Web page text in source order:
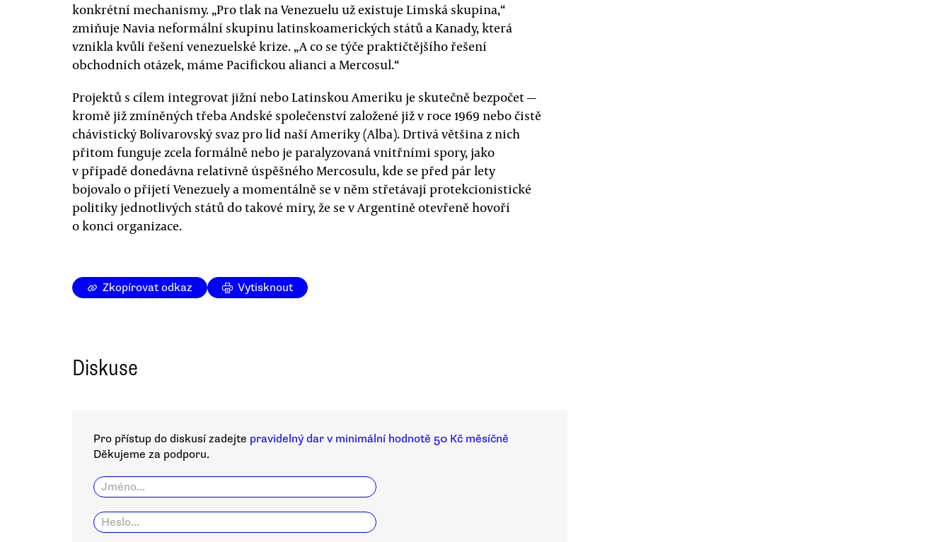
konkrétní mechanismy. „Pro tlak na Venezuelu už existuje Limská skupina,“
zmiňuje Navia neformální skupinu latinskoamerických států a Kanady, která
vznikla kvůli řešení venezuelské krize. „A co se týče praktičtějšího řešení
obchodních otázek, máme Pacifickou alianci a Mercosul.“
Projektů s cílem integrovat jižní nebo Latinskou Ameriku je skutečně bezpočet —
kromě již zmíněných třeba Andské společenství založené již v roce 1969 nebo čistě
chávistický Bolívarovský svaz pro lid naší Ameriky (Alba). Drtivá většina z nich
přitom funguje zcela formálně nebo je paralyzovaná vnitřními spory, jako
v případě donedávna relativně úspěšného Mercosulu, kde se před pár lety
bojovalo o přijetí Venezuely a momentálně se v něm střetávají protekcionistické
politiky jednotlivých států do takové míry, že se v Argentině otevřeně hovoří
o konci organizace.
Zkopírovat odkaz Vytisknout
Diskuse
Pro přístup do diskusí zadejte pravidelný dar v minimální hodnotě 50 Kč měsíčně
Děkujeme za podporu.